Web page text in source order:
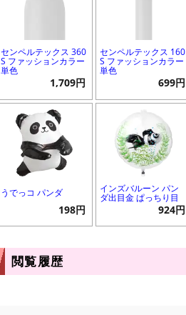
センペルテックス 360
S ファッションカラー
単色
1,709円
センペルテックス 160
S ファッションカラー
単色
699円
うでっコ パンダ
198円
インズバルーン パン
ダ出目金 ぱっちり目
924円
閲覧履歴